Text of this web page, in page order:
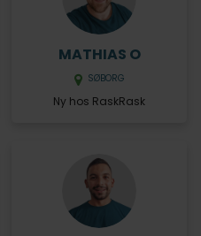
MATHIAS O
SØBORG
Ny hos RaskRask